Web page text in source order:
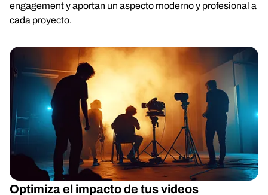
engagement y aportan un aspecto moderno y profesional a
cada proyecto.
Optimiza el impacto de tus videos